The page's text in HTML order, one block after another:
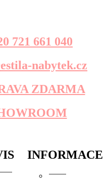
721 661 040
nabytek.cz
ZDARMA
INFORMACE